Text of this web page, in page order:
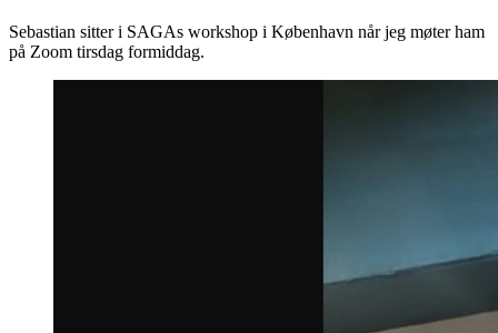
Sebastian sitter i SAGAs workshop i København når jeg møter ham
på Zoom tirsdag formiddag.